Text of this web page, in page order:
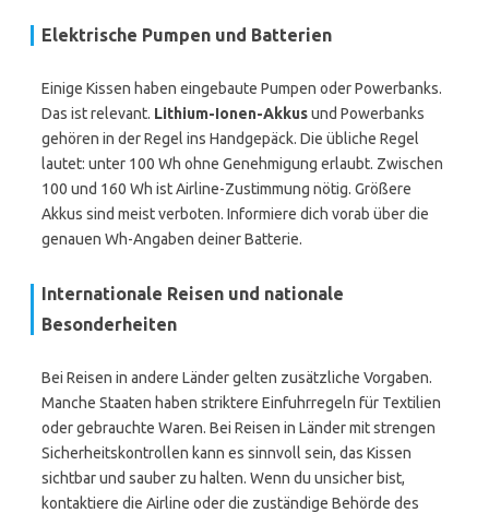
Elektrische Pumpen und Batterien
Einige Kissen haben eingebaute Pumpen oder Powerbanks.
Das ist relevant. Lithium-Ionen-Akkusund Powerbanks
gehören in der Regel ins Handgepäck. Die übliche Regel
lautet: unter 100 Wh ohne Genehmigung erlaubt. Zwischen
100 und 160 Wh ist Airline-Zustimmung nötig. Größere
Akkus sind meist verboten. Informiere dich vorab über die
genauen Wh-Angaben deiner Batterie.
Internationale Reisen und nationale
Besonderheiten
Bei Reisen in andere Länder gelten zusätzliche Vorgaben.
Manche Staaten haben striktere Einfuhrregeln für Textilien
oder gebrauchte Waren. Bei Reisen in Länder mit strengen
Sicherheitskontrollen kann es sinnvoll sein, das Kissen
sichtbar und sauber zu halten. Wenn du unsicher bist,
kontaktiere die Airline oder die zuständige Behörde des